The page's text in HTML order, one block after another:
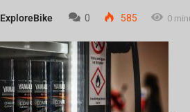
ExploreBike 0 585 0